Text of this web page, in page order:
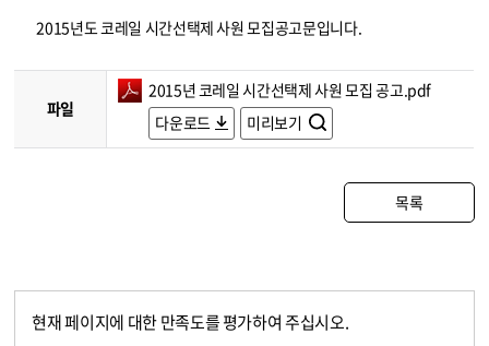
2015년도 코레일 시간선택제 사원 모집공고문입니다.
파일
2015년 코레일 시간선택제 사원 모집 공고.pdf
다운로드
미리보기
목록
현재 페이지에 대한 만족도를 평가하여 주십시오.